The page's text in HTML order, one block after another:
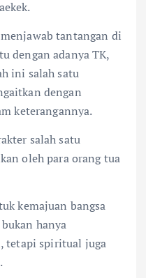
tantangan di
dengan adanya TK,
ini salah satu
dengan
keterangannya.
salah satu
oleh para orang tua
kemajuan bangsa
hanya
tetapi spiritual juga